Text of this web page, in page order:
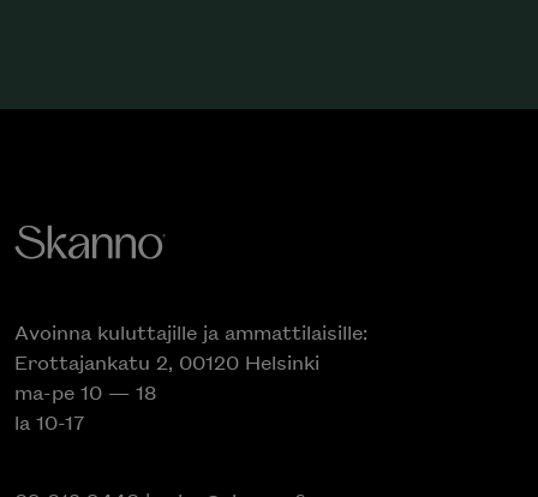
Avoinna kuluttajille ja ammattilaisille:
Erottajankatu 2, 00120 Helsinki
ma-pe 10 — 18
la 10-17